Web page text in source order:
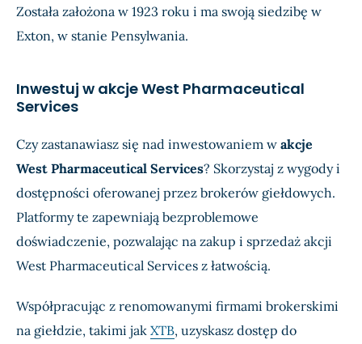
Została założona w 1923 roku i ma swoją siedzibę w
Exton, w stanie Pensylwania.
Inwestuj w akcje West Pharmaceutical
Services
Czy zastanawiasz się nad inwestowaniem w akcje
West Pharmaceutical Services? Skorzystaj z wygody i
dostępności oferowanej przez brokerów giełdowych.
Platformy te zapewniają bezproblemowe
doświadczenie, pozwalając na zakup i sprzedaż akcji
West Pharmaceutical Services z łatwością.
Współpracując z renomowanymi firmami brokerskimi
na giełdzie, takimi jak XTB, uzyskasz dostęp do